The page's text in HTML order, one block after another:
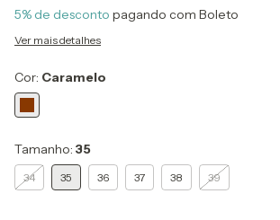
5% de desconto pagando com Boleto
Ver mais detalhes
Cor: Caramelo
Tamanho: 35
34 35 36 37 38 39